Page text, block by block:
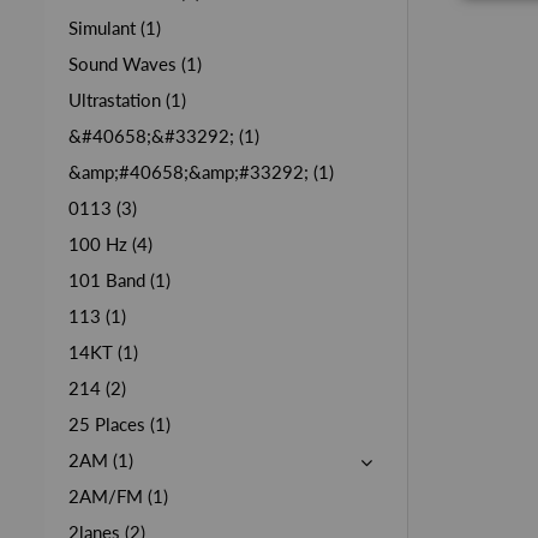
Simulant (1)
Sound Waves (1)
Ultrastation (1)
&#40658;&#33292; (1)
&amp;#40658;&amp;#33292; (1)
0113 (3)
100 Hz (4)
101 Band (1)
113 (1)
14KT (1)
214 (2)
25 Places (1)
2AM (1)
2AM/FM (1)
2lanes (2)